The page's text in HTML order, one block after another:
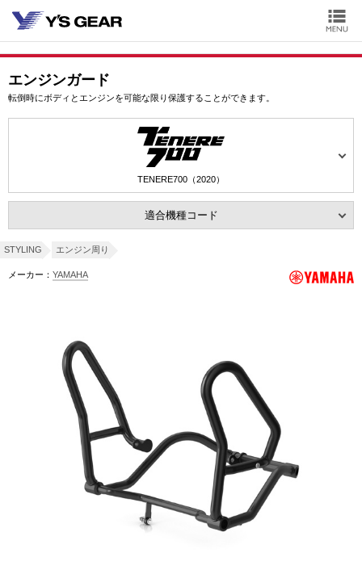
エンジンガード
転倒時にボディとエンジンを可能な限り保護することができます。
TENERE700（2020）
適合機種コード
STYLING エンジン周り
メーカー： YAMAHA